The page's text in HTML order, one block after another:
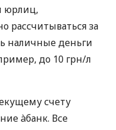
юрлиц,
рассчитываться за
наличные деньги
до 10 грн/л
счету
àбанк. Все